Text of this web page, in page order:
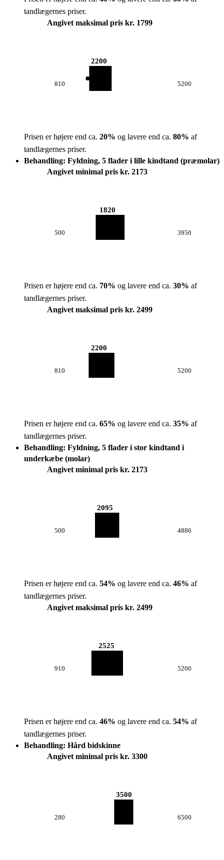
tandlægernes priser.
Angivet maksimal pris kr. 1799
810
2200
5200
Prisen er højere end ca. 20% og lavere end ca. 80% af
tandlægernes priser.
Behandling: Fyldning, 5 flader i lille kindtand (præmolar)
Angivet minimal pris kr. 2173
500
1820
3950
Prisen er højere end ca. 70% og lavere end ca. 30% af
tandlægernes priser.
Angivet maksimal pris kr. 2499
810
2200
5200
Prisen er højere end ca. 65% og lavere end ca. 35% af
tandlægernes priser.
Behandling: Fyldning, 5 flader i stor kindtand i
underkæbe (molar)
Angivet minimal pris kr. 2173
500
2095
4886
Prisen er højere end ca. 54% og lavere end ca. 46% af
tandlægernes priser.
Angivet maksimal pris kr. 2499
910
2525
5200
Prisen er højere end ca. 46% og lavere end ca. 54% af
tandlægernes priser.
Behandling: Hård bidskinne
Angivet minimal pris kr. 3300
280
3500
6500